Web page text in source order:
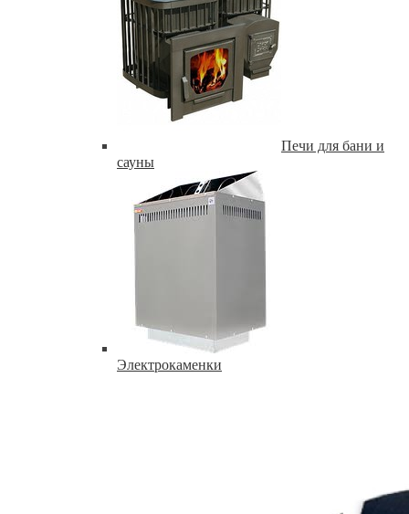
Печи для бани и
сауны
Электрокаменки